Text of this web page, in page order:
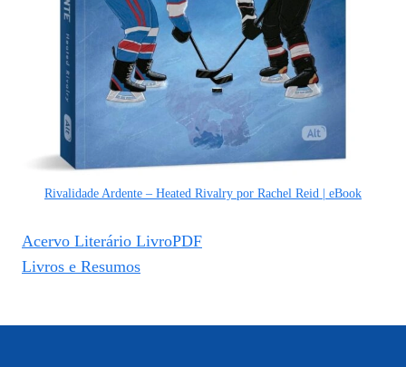
Rivalidade Ardente – Heated Rivalry por Rachel Reid | eBook
Acervo Literário LivroPDF
Livros e Resumos